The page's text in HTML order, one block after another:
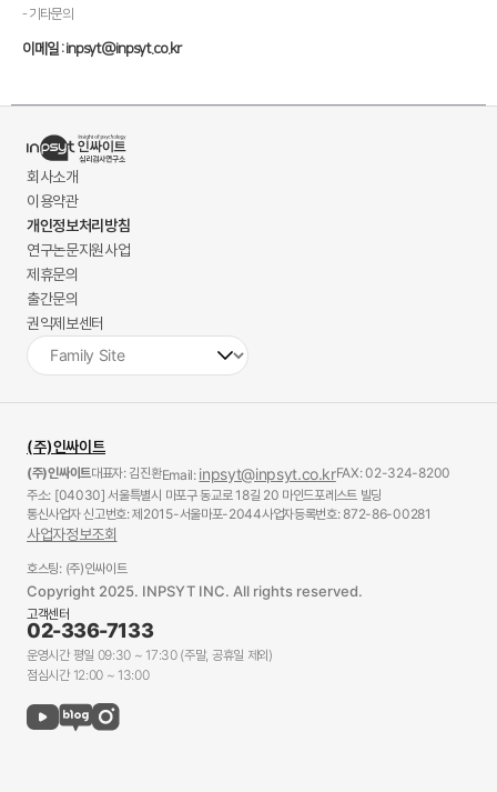
- 기타문의
이메일 : inpsyt@inpsyt.co.kr
회사소개
이용약관
개인정보처리방침
연구논문지원사업
제휴문의
출간문의
권익제보센터
(주)인싸이트
(주)인싸이트대표자: 김진환Email: inpsyt@inpsyt.co.krFAX: 02-324-8200
주소: [04030] 서울특별시 마포구 동교로 18길 20 마인드포레스트 빌딩
통신사업자 신고번호: 제2015-서울마포-2044사업자등록번호: 872-86-00281
사업자정보조회
호스팅: (주)인싸이트
Copyright 2025. INPSYT INC. All rights reserved.
고객센터
02-336-7133
운영시간 평일 09:30 ~ 17:30 (주말, 공휴일 제외)
점심시간 12:00 ~ 13:00